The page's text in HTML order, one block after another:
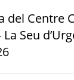
del Centre
La Seu